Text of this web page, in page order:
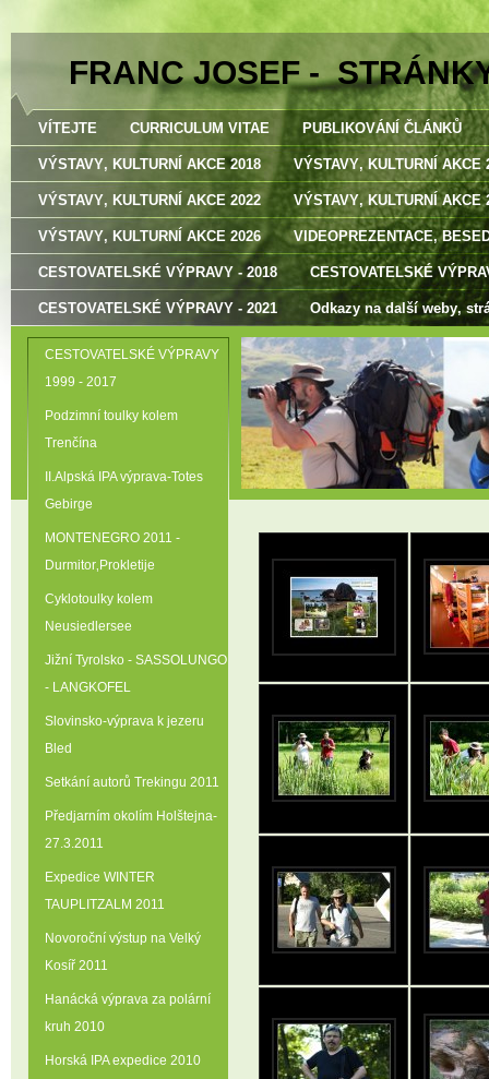
FRANC JOSEF -
VÍTEJTE CURRICULUM VITAE PUBLIKOVÁNÍ ČLÁNKŮ
VÝSTAVY‚ KULTURNÍ AKCE 2018 VÝSTAVY‚ KULTURNÍ AKCE
VÝSTAVY‚ KULTURNÍ AKCE 2022 VÝSTAVY‚ KULTURNÍ AKCE
VÝSTAVY‚ KULTURNÍ AKCE 2026 VIDEOPREZENTACE‚
CESTOVATELSKÉ VÝPRAVY - 2018 CESTOVATELSKÉ
CESTOVATELSKÉ VÝPRAVY - 2021 Odkazy na další weby‚
CESTOVATELSKÉ VÝPRAVY
1999 - 2017
Podzimní toulky kolem
Trenčína
II.Alpská IPA výprava-Totes
Gebirge
MONTENEGRO 2011 -
Durmitor‚Prokletije
Cyklotoulky kolem
Neusiedlersee
Jižní Tyrolsko - SASSOLUNGO
- LANGKOFEL
Slovinsko-výprava k jezeru
Bled
Setkání autorů Trekingu 2011
Předjarním okolím Holštejna-
27.3.2011
Expedice WINTER
TAUPLITZALM 2011
Novoroční výstup na Velký
Kosíř 2011
Hanácká výprava za polární
kruh 2010
Horská IPA expedice 2010